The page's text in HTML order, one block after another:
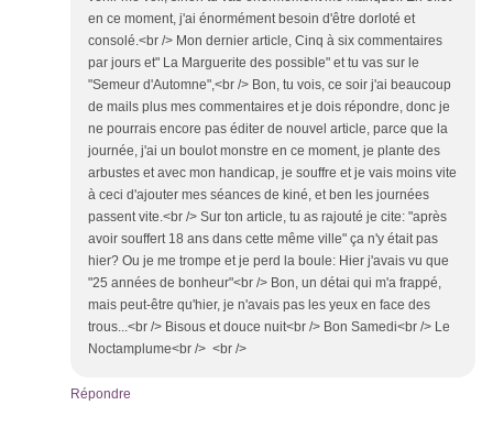
en ce moment, j'ai énormément besoin d'être dorloté et
consolé.<br /> Mon dernier article, Cinq à six commentaires
par jours et" La Marguerite des possible" et tu vas sur le
"Semeur d'Automne",<br /> Bon, tu vois, ce soir j'ai beaucoup
de mails plus mes commentaires et je dois répondre, donc je
ne pourrais encore pas éditer de nouvel article, parce que la
journée, j'ai un boulot monstre en ce moment, je plante des
arbustes et avec mon handicap, je souffre et je vais moins vite
à ceci d'ajouter mes séances de kiné, et ben les journées
passent vite.<br /> Sur ton article, tu as rajouté je cite: "après
avoir souffert 18 ans dans cette même ville" ça n'y était pas
hier? Ou je me trompe et je perd la boule: Hier j'avais vu que
"25 années de bonheur"<br /> Bon, un détai qui m'a frappé,
mais peut-être qu'hier, je n'avais pas les yeux en face des
trous...<br /> Bisous et douce nuit<br /> Bon Samedi<br /> Le
Noctamplume<br /> <br />
Répondre